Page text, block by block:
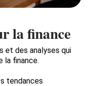
la finance
et des analyses qui
la finance.
tendances